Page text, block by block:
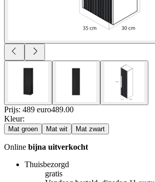
Prijs: 489 euro489.00
Kleur:
Mat groen Mat wit Mat zwart
Online bijna uitverkocht
Thuisbezorgd
gratis